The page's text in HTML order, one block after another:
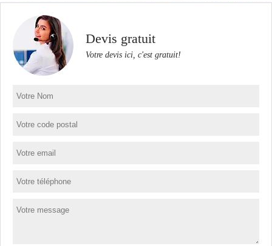
Devis gratuit
Votre devis ici, c'est gratuit!